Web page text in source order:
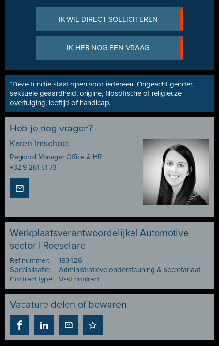
IK WIL DIRECT SOLLICITEREN
IK HEB NOG EEN VRAAG
*Deze functie staat open voor iedereen. Ongeacht gender,
seksuele geaardheid, origine, filosofische of religieuze
overtuiging, leeftijd of handicap.
Heb je nog vragen?
Karen Imschoot
Regional Manager Office & HR
+32 9 261 51 73
Werkplaatsverantwoordelijke| Automotive
sector | Roeselare
Ref nummer:
183426
Specialisatie:
Administratieve ondersteuning & secretariaat
Contract type: Vast contract
Vacature delen of bewaren